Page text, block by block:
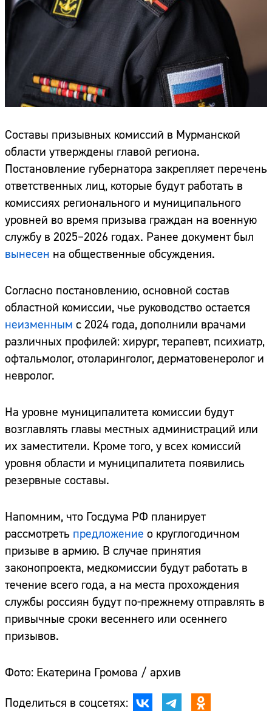
Составы призывных комиссий в Мурманской
области утверждены главой региона.
Постановление губернатора закрепляет перечень
ответственных лиц, которые будут работать в
комиссиях регионального и муниципального
уровней во время призыва граждан на военную
службу в 2025–2026 годах. Ранее документ был
вынесен на общественные обсуждения.
Согласно постановлению, основной состав
областной комиссии, чье руководство остается
неизменным с 2024 года, дополнили врачами
различных профилей: хирург, терапевт, психиатр,
офтальмолог, отоларинголог, дерматовенеролог и
невролог.
На уровне муниципалитета комиссии будут
возглавлять главы местных администраций или
их заместители. Кроме того, у всех комиссий
уровня области и муниципалитета появились
резервные составы.
Напомним, что Госдума РФ планирует
рассмотреть предложение о круглогодичном
призыве в армию. В случае принятия
законопроекта, медкомиссии будут работать в
течение всего года, а на места прохождения
службы россиян будут по-прежнему отправлять в
привычные сроки весеннего или осеннего
призывов.
Фото: Екатерина Громова / архив
Поделиться в соцсетях: